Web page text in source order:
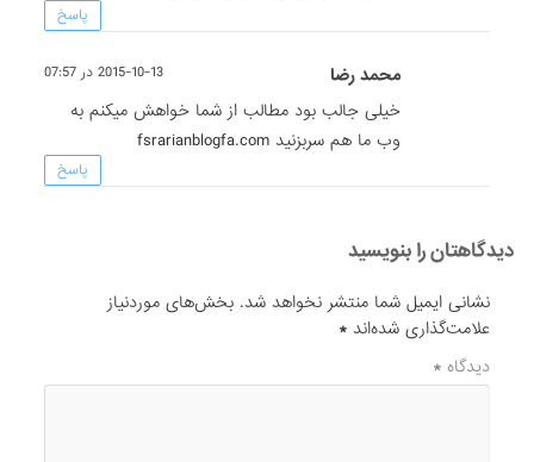
پاسخ
محمد رضا 2015-10-13 در 07:57
خیلی جالب بود مطالب از شما خواهش میکنم به
وب ما هم سربزنید fsrarianblogfa.com
پاسخ
دیدگاهتان را بنویسید
نشانی ایمیل شما منتشر نخواهد شد. بخش‌های موردنیاز
علامت‌گذاری شده‌اند*
دیدگاه*